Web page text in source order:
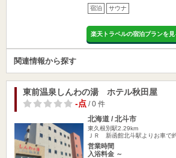
宿泊 サウナ
楽天トラベルの宿泊プランを見
関連情報から探す
東前温泉しんわの湯 ホテル秋田屋
-点 / 0 件
北海道 / 北斗市
東久根別駅2.29km
ＪＲ 新函館北斗駅よりお車で
営業時間
入浴料金 ～